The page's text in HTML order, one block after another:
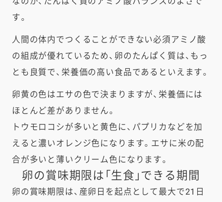
す。
人間の体内でつくることができない必須アミノ酸
の組成が優れているため、卵のたんぱく質は、もっ
とも良質で、栄養価の高い食品であるといえます。
卵黄の色はエサの色で決まりますが、栄養価には
ほとんど差がありません。
トウモロコシが多いと黄色に、パプリカなどを加
えると濃いオレンジ色になります。エサに米の配
合が多いと薄いクリーム色になります。
卵の賞味期限は「生食」できる期間​
卵の賞味期限は、産卵日を起点として最大で21日